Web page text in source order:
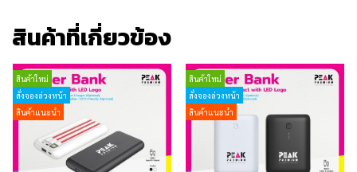
สินค้าที่เกี่ยวข้อง
สินค้าใหม่
สั่งจองล่วงหน้า
สินค้าแนะนำ
สินค้าใหม่
สั่งจองล่วงหน้า
สินค้าแนะนำ